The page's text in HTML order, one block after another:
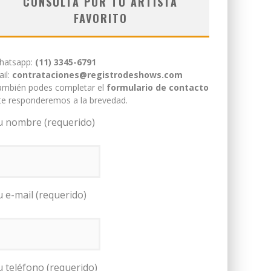
FAVORITO
(11) 3345-6791
contrataciones@registrodeshows.com
podes completar el formulario de contacto
responderemos a la brevedad.
nombre (requerido)
e-mail (requerido)
teléfono (requerido)